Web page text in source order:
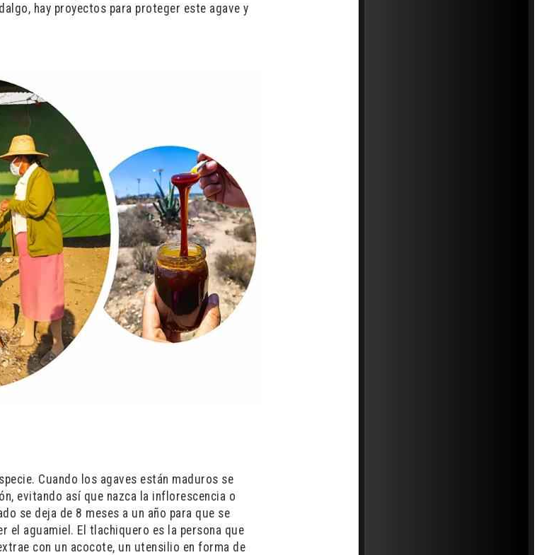
hay proyectos para proteger este agave y
Cuando los agaves están maduros se
evitando así que nazca la inflorescencia o
se deja de 8 meses a un año para que se
el aguamiel. El tlachiquero es la persona que
con un acocote, un utensilio en forma de